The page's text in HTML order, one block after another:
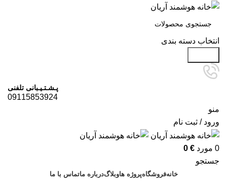
انتخاب دسته بندی
پـشـتـیـبانی تلفنی
09115853924
منو
ورود / ثبت نام
0 مورد 0 €
جستجو
خانهفروشگاهپروژه هاوبلاگدرباره ماتماس با ما